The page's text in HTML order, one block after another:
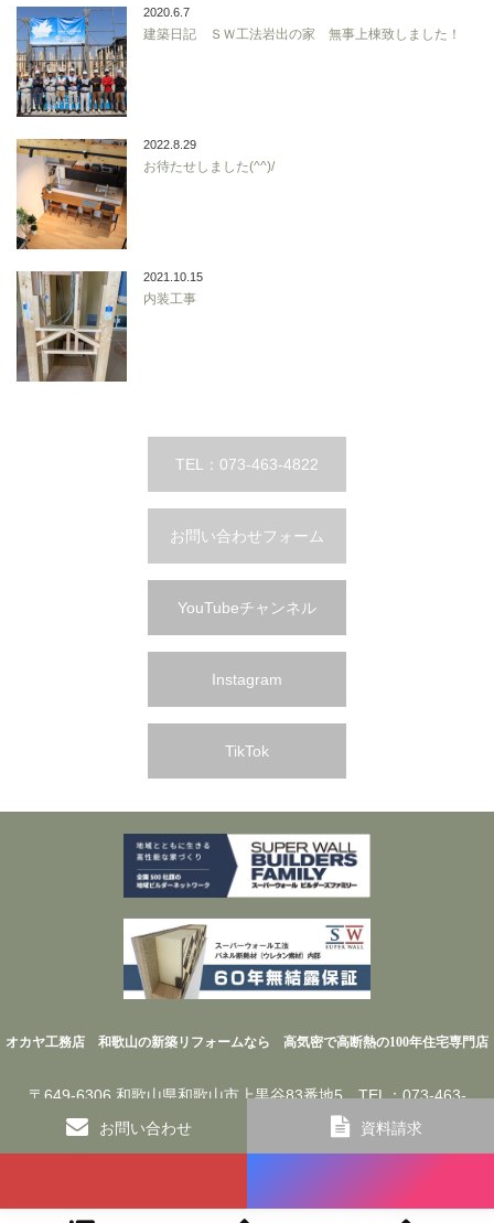
2020.6.7
建築日記 ＳＷ工法岩出の家 無事上棟致しました！
2022.8.29
お待たせしました(^^)/
2021.10.15
内装工事
TEL：073-463-4822
お問い合わせフォーム
YouTubeチャンネル
Instagram
TikTok
オカヤ工務店 和歌山の新築リフォームなら 高気密で高断熱の100年住宅専門店
〒649-6306 和歌山県和歌山市上黒谷83番地5 TEL：073-463-
4822／FAX：073-460-9034
お問い合わせ 資料請求